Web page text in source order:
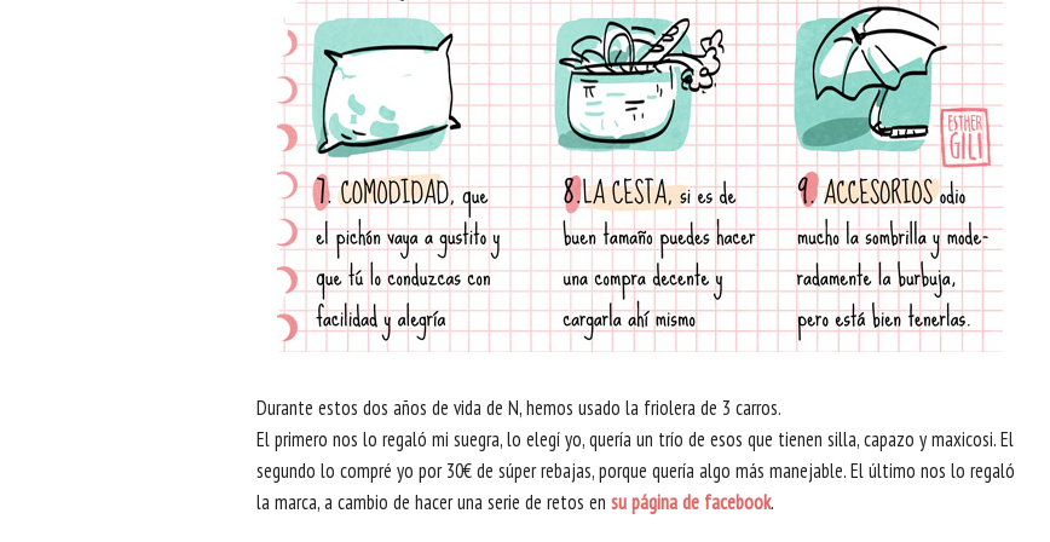
Durante estos dos años de vida de N, hemos usado la friolera de 3 carros.
El primero nos lo regaló mi suegra, lo elegí yo, quería un trío de esos que tienen silla, capazo y maxicosi. El
segundo lo compré yo por 30€ de súper rebajas, porque quería algo más manejable. El último nos lo regaló
la marca, a cambio de hacer una serie de retos en su página de facebook.